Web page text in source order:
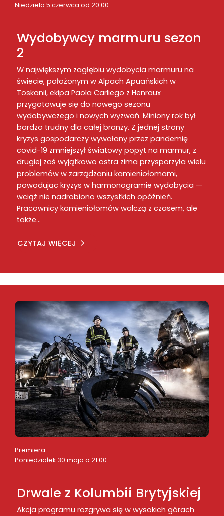
Niedziela 5 czerwca od 20:00
Wydobywcy marmuru sezon
2
W największym zagłębiu wydobycia marmuru na
świecie, położonym w Alpach Apuańskich w
Toskanii, ekipa Paola Carliego z Henraux
przygotowuje się do nowego sezonu
wydobywczego i nowych wyzwań. Miniony rok był
bardzo trudny dla całej branży. Z jednej strony
kryzys gospodarczy wywołany przez pandemię
covid-19 zmniejszył światowy popyt na marmur, z
drugiej zaś wyjątkowo ostra zima przysporzyła wielu
problemów w zarządzaniu kamieniołomami,
powodując kryzys w harmonogramie wydobycia —
wciąż nie nadrobiono wszystkich opóźnień.
Pracownicy kamieniołomów walczą z czasem, ale
także…
CZYTAJ WIĘCEJ
Premiera
Poniedziałek 30 maja o 21:00
Drwale z Kolumbii Brytyjskiej
Akcja programu rozgrywa się w wysokich górach